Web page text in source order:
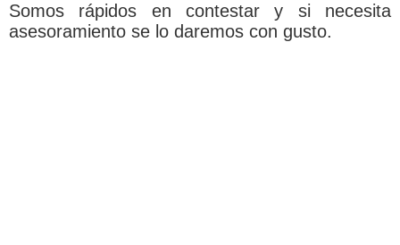
Somos rápidos en contestar y si necesita
asesoramiento se lo daremos con gusto.